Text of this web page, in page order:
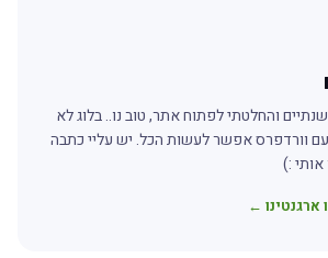
שנתיים והחלטתי לפתוח אתר, טוב נו.. בלוג לא
וורדפרס אפשר לעשות הכל. יש עליי כתבה
:)
ארגנטינו ←